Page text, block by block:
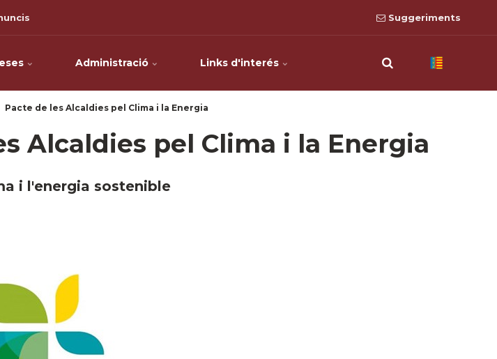
Suggeriments
Administració Links d'interés
Pacte de les Alcaldies pel Clima i la Energia
Alcaldies pel Clima i la Energia
i l'energia sostenible